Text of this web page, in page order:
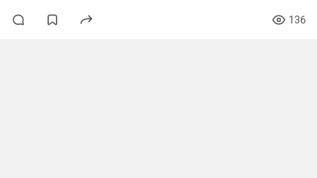
136